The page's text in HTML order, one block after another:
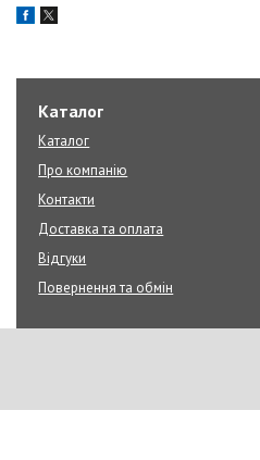
Каталог
Каталог
Про компанію
Контакти
Доставка та оплата
Відгуки
Повернення та обмін